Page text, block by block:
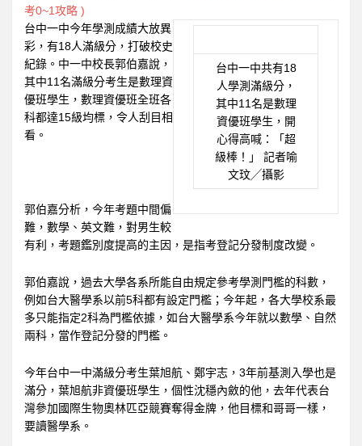
考0~1攻略 )
台中一中共有18
人學測滿級分，
其中11名是數理
資優班學生，開
心得高喊：「超
級棒！」 記者喻
文玟╱攝影
台中一中今年學測成績大放異
彩，有18人滿級分，打破校史
紀錄。中一中校長郭伯嘉說，
其中11名滿級分考生是數理資
優班學生，數理資優班全班各
科都達15級均標，令人刮目相
看。
郭伯嘉分析，今年考題中間偏
難，數學、英文難，對男生較
有利，考題鑑別度提高的主因，是指考登記分發制度改變。
郭伯嘉說，過去大學各系所能自由規定參考學測門檻的科數，
例如台大醫學系以前5科都有設定門檻；今年起，各大學校系最
多只能指定2科為門檻依據，如台大醫學系今年就以數學、自然
兩科，當作登記分發的門檻。
今年台中一中滿級分考生葉旭航、鄭宇志，3年前基測入學也是
滿分，葉旭航非資優班學生，個性沈穩內斂的他，去年代表台
灣參加國際生物奧林匹亞競賽奪得金牌，他目標和哥哥一樣，
要讀醫學系。